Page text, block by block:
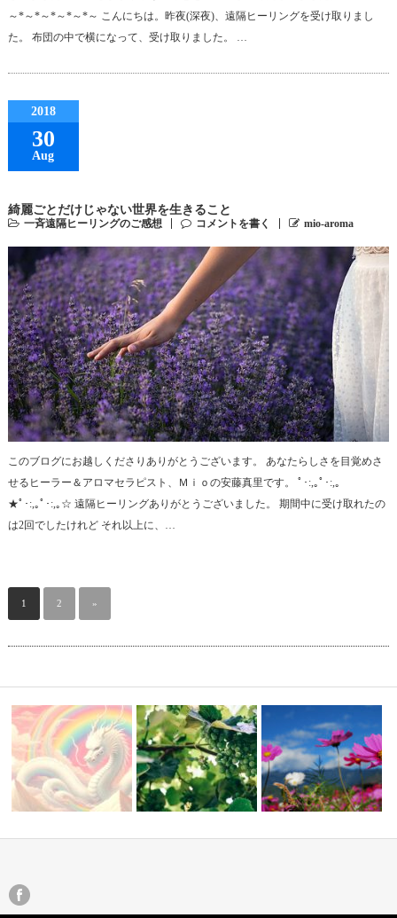
～*～*～*～*～*～ こんにちは。昨夜(深夜)、遠隔ヒーリングを受け取りまし
た。 布団の中で横になって、受け取りました。 …
2018
30
Aug
綺麗ごとだけじゃない世界を生きること
一斉遠隔ヒーリングのご感想 コメントを書く mio-aroma
このブログにお越しくださりありがとうございます。 あなたらしさを目覚めさ
せるヒーラー＆アロマセラピスト、Ｍｉｏの安藤真里です。 ﾟ･:,｡ﾟ･:,｡
★ﾟ･:,｡ﾟ･:,｡☆ 遠隔ヒーリングありがとうございました。 期間中に受け取れたの
は2回でしたけれど それ以上に、…
1 2 »
だけーマニック・…